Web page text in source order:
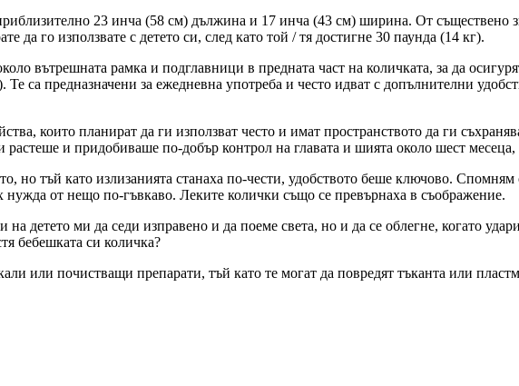
23 инча (58 см) дължина и 17 инча (43 см) ширина. От съществено
да го използвате с детето си, след като той / тя достигне 30 паунда (14 кг).
вътрешната рамка и подглавници в предната част на количката, за да
Те са предназначени за ежедневна употреба и често идват с допълнителни
които планират да ги използват често и имат пространството да ги
и придобиваше по-добър контрол на главата и шията около шест
но тъй като излизанията станаха по-чести, удобството беше ключово.
от нещо по-гъвкаво. Леките колички също се превърнаха в съображение.
детето ми да седи изправено и да поеме света, но и да се облегне, когато
бебешката си количка?
или почистващи препарати, тъй като те могат да повредят тъканта или